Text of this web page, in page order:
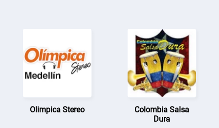
Olimpica Stereo
Colombia Salsa
Dura